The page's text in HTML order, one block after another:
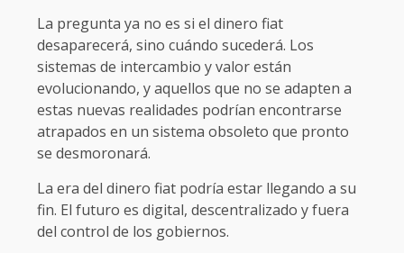
La pregunta ya no es si el dinero fiat
desaparecerá, sino cuándo sucederá. Los
sistemas de intercambio y valor están
evolucionando, y aquellos que no se adapten a
estas nuevas realidades podrían encontrarse
atrapados en un sistema obsoleto que pronto
se desmoronará.
La era del dinero fiat podría estar llegando a su
fin. El futuro es digital, descentralizado y fuera
del control de los gobiernos.